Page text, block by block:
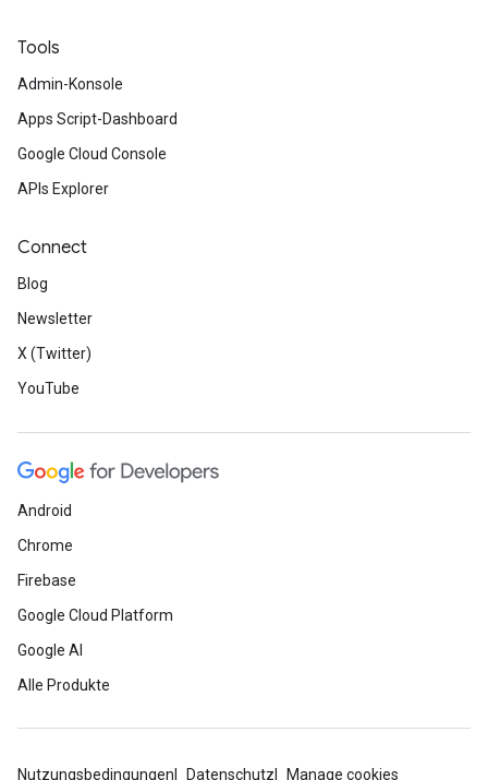
Tools
Admin-Konsole
Apps Script-Dashboard
Google Cloud Console
APIs Explorer
Connect
Blog
Newsletter
X (Twitter)
YouTube
Android
Chrome
Firebase
Google Cloud Platform
Google AI
Alle Produkte
Nutzungsbedingungen Datenschutz Manage cookies